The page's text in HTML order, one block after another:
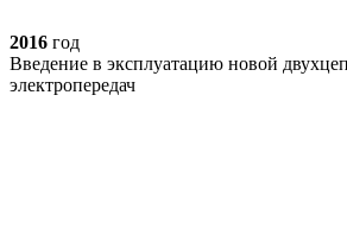
2016 год
Введение в эксплуатацию новой
электропередач